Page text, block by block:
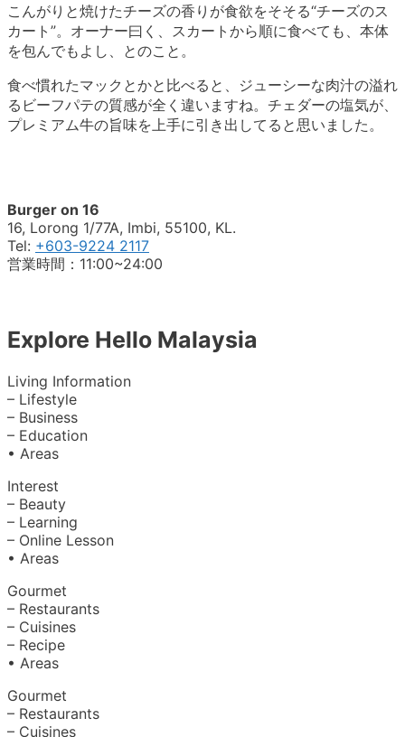
こんがりと焼けたチーズの香りが食欲をそそる“チーズのス
カート”。オーナー曰く、スカートから順に食べても、本体
を包んでもよし、とのこと。
食べ慣れたマックとかと比べると、ジューシーな肉汁の溢れ
るビーフパテの質感が全く違いますね。チェダーの塩気が、
プレミアム牛の旨味を上手に引き出してると思いました。
Burger on 16
16, Lorong 1/77A, Imbi, 55100, KL.
Tel: +603-9224 2117
営業時間：11:00~24:00
Explore Hello Malaysia
Living Information
– Lifestyle
– Business
– Education
• Areas
Interest
– Beauty
– Learning
– Online Lesson
• Areas
Gourmet
– Restaurants
– Cuisines
– Recipe
• Areas
Gourmet
– Restaurants
– Cuisines